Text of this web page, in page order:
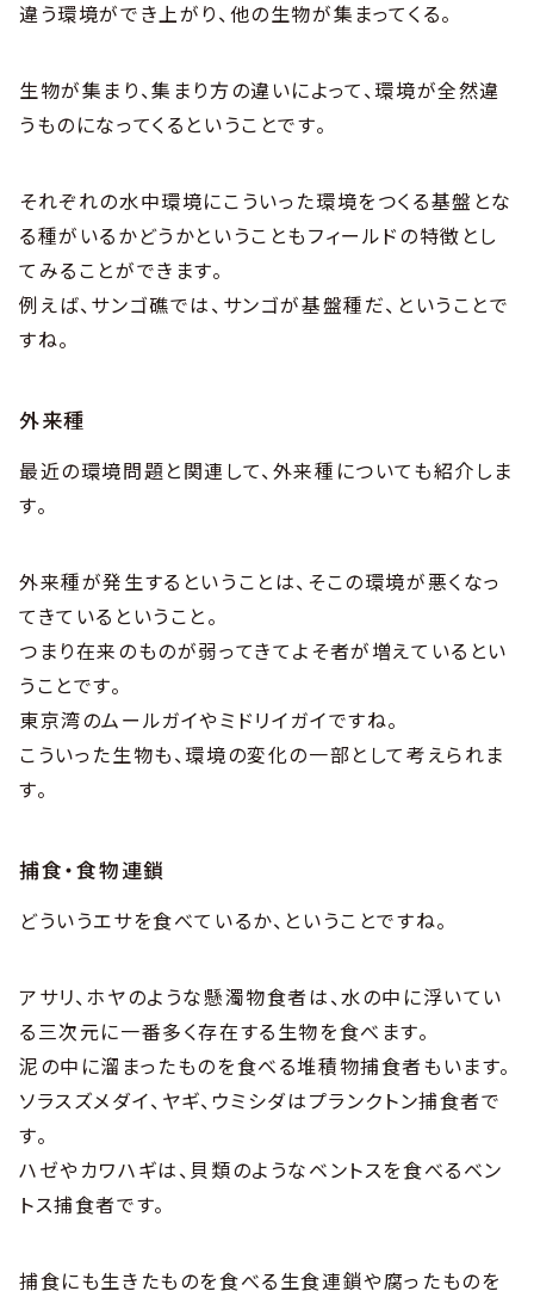
違う環境ができ上がり、他の生物が集まってくる。
生物が集まり、集まり方の違いによって、環境が全然違
うものになってくるということです。
それぞれの水中環境にこういった環境をつくる基盤とな
る種がいるかどうかということもフィールドの特徴とし
てみることができます。
例えば、サンゴ礁では、サンゴが基盤種だ、ということで
すね。
外来種
最近の環境問題と関連して、外来種についても紹介しま
す。
外来種が発生するということは、そこの環境が悪くなっ
てきているということ。
つまり在来のものが弱ってきてよそ者が増えているとい
うことです。
東京湾のムールガイやミドリイガイですね。
こういった生物も、環境の変化の一部として考えられま
す。
捕食・食物連鎖
どういうエサを食べているか、ということですね。
アサリ、ホヤのような懸濁物食者は、水の中に浮いてい
る三次元に一番多く存在する生物を食べます。
泥の中に溜まったものを食べる堆積物捕食者もいます。
ソラスズメダイ、ヤギ、ウミシダはプランクトン捕食者で
す。
ハゼやカワハギは、貝類のようなベントスを食べるベン
トス捕食者です。
捕食にも生きたものを食べる生食連鎖や腐ったものを